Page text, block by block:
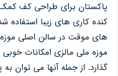
پاکستان برای طراحی کف کمک
کنده کاری های زیبا استفاده
های موقت در سالن اصلی موزه
موزه ملی مالزی امکانات خوبی
گذارد. از جمله آنها می توان به